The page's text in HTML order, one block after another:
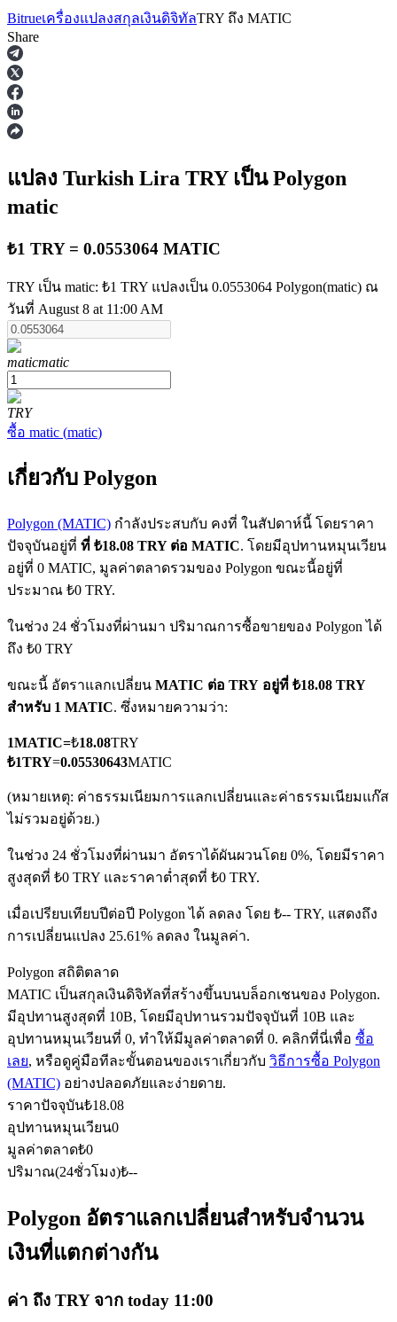
ฟิวเจอร์ส
ฟิวเจอร์ส USDT
ฟิวเจอร์สที่ใช้ USDT เป็นหลักประกัน
ฟิวเจอร์ส COIN-M
ฟิวเจอร์สสกุลเงินดิจิทัล
TradFi
อนุพันธ์ของหุ้น ฟอเร็กซ์ โลหะมีค่า และสินค้าโภคภัณฑ์
ฟิวเจอร์ส USDC
ฟิวเจอร์สที่ใช้ USDC เป็นหลักประกัน
คัดลอกการซื้อขาย
เข้าร่วมกับเทรดเดอร์ชั้นนำ
เป็นเทรดเดอร์คัดลอก
Bitrueเครื่องแปลงสกุลเงินดิจิทัลTRY ถึง MATIC
Share
แปลง Turkish Lira TRYเป็น Polygon
matic
₺1 TRY = 0.0553064 MATIC
TRY เป็น matic: ₺1 TRY แปลงเป็น 0.0553064 Polygon(matic) ณ
วันที่ August 8 at 11:00 AM
maticmatic
TRY
ซื้อ matic (matic)
เกี่ยวกับ Polygon
Polygon (MATIC) กำลังประสบกับ คงที่ ในสัปดาห์นี้ โดยราคา
ปัจจุบันอยู่ที่ ที่ ₺18.08 TRY ต่อ MATIC. โดยมีอุปทานหมุนเวียน
อยู่ที่ 0 MATIC, มูลค่าตลาดรวมของ Polygon ขณะนี้อยู่ที่
ประมาณ ₺0 TRY.
ในช่วง 24 ชั่วโมงที่ผ่านมา ปริมาณการซื้อขายของ Polygon ได้
ถึง ₺0 TRY
ขณะนี้ อัตราแลกเปลี่ยน MATIC ต่อ TRY อยู่ที่ ₺18.08 TRY
สำหรับ 1 MATIC. ซึ่งหมายความว่า:
1MATIC=₺18.08TRY
₺1TRY=0.05530643MATIC
(หมายเหตุ: ค่าธรรมเนียมการแลกเปลี่ยนและค่าธรรมเนียมแก๊ส
ไม่รวมอยู่ด้วย.)
ในช่วง 24 ชั่วโมงที่ผ่านมา อัตราได้ผันผวนโดย 0%, โดยมีราคา
สูงสุดที่ ₺0 TRY และราคาต่ำสุดที่ ₺0 TRY.
เมื่อเปรียบเทียบปีต่อปี Polygon ได้ ลดลง โดย ₺-- TRY, แสดงถึง
การเปลี่ยนแปลง 25.61% ลดลง ในมูลค่า.
Polygon สถิติตลาด
MATIC เป็นสกุลเงินดิจิทัลที่สร้างขึ้นบนบล็อกเชนของ Polygon.
มีอุปทานสูงสุดที่ 10B, โดยมีอุปทานรวมปัจจุบันที่ 10B และ
อุปทานหมุนเวียนที่ 0, ทำให้มีมูลค่าตลาดที่ 0. คลิกที่นี่เพื่อ ซื้อ
เลย, หรือดูคู่มือทีละขั้นตอนของเราเกี่ยวกับ วิธีการซื้อ Polygon
(MATIC) อย่างปลอดภัยและง่ายดาย.
ราคาปัจจุบัน₺18.08
อุปทานหมุนเวียน0
มูลค่าตลาด₺0
ปริมาณ(24ชั่วโมง)₺--
Polygon อัตราแลกเปลี่ยนสำหรับจำนวน
เงินที่แตกต่างกัน
ค่า ถึง TRY จาก today 11:00